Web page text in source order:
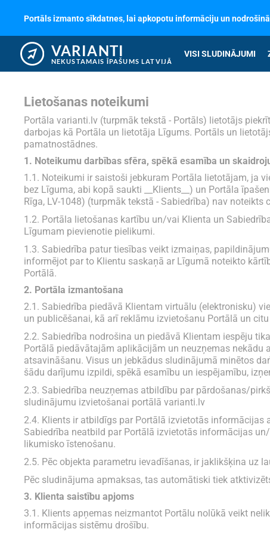
Portāls izmanto sīkdatnes, lai apkopotu informāciju un
VARIANTI
NEKUSTAMAIS ĪPAŠUMS LATVIJĀ
VISI SLUDINĀJUMI
Lietošanas noteikumi
Portāla varianti.lv (turpmāk tekstā - Portāls) lietotājs
darbojas kā Portāla un lietotāja Līgums. Portāls un
pamatnostādnes.
1. Noteikumu darbības sfēra, spēkā esamība un
1.1. Noteikumi ir saistoši jebkuram Portāla lietotājam, ja
bez Līguma, abi kopā saukti __Klients__) un Portāla
Rīga, LV-1048) (turpmāk tekstā - Sabiedrība) nav noteikts
1.2. Portāla lietošanas kartību un/vai Klienta un
Līgumam pievienotie pielikumi.
1.3. Sabiedrība patur tiesības veikt izmaiņas,
informējot par to Klientu saskaņā ar Līgumā noteikto
Portālā.
2. Portāla izmantošana
2.1. Sabiedrība piedāvā Klientam virtuālu (elektronisku)
un publicēšanai, kā arī reklāmu izvietošanu Portālā un
2.2. Sabiedrība nodrošina un piedāvā Klientam iespēju
Portālā piedāvātajām aplikācijām un neuzņemas
atsavināšanu. Visus un jebkādus sludinājumā minētos
šādu darījumu izpildi, spēkā esamību un iespējamību,
2.3. Sabiedrība neuzņemas atbildību par pārdošanas/
sludinājumu izvietošanai portālā varianti.lv
2.4. Klients ir atbildīgs par Portālā izvietotās
Sabiedrība neatbild par Portālā izvietotās informācijas
likumisko īstenošanu.
2.5. Pēc objekta parametru ievadīšanas, ir jaklikšķina uz
Pēc sludinājuma apmaksas, tas automātiski tiek
3. Klienta saistību apjoms
3.1. Klients apņemas neizmantot Portālu nolūkā veikt
informācijas sistēmu drošību.